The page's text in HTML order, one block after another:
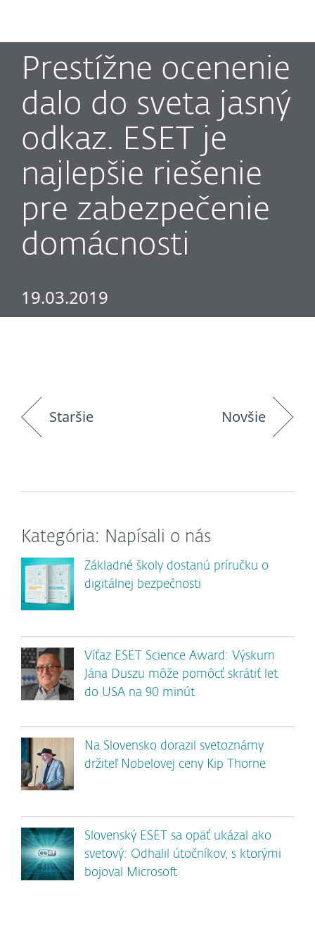
Prestížne ocenenie
dalo do sveta jasný
odkaz. ESET je
najlepšie riešenie
pre zabezpečenie
domácnosti
19.03.2019
Staršie Novšie
Kategória: Napísali o nás
Základné školy dostanú príručku o
digitálnej bezpečnosti
Víťaz ESET Science Award: Výskum
Jána Duszu môže pomôcť skrátiť let
do USA na 90 minút
Na Slovensko dorazil svetoznámy
držiteľ Nobelovej ceny Kip Thorne
Slovenský ESET sa opäť ukázal ako
svetový: Odhalil útočníkov, s ktorými
bojoval Microsoft